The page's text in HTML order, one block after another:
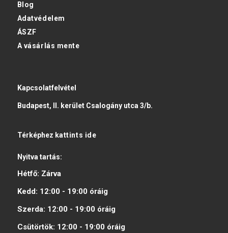
Blog
Adatvédelem
ÁSZF
A vásárlás mente
Kapcsolatfelvétel
Budapest, II. kerület Csalogány utca 3/b.
Térképhez kattints ide
Nyitva tartás:
Hétfő: Zárva
Kedd: 12:00 - 19:00 óráig
Szerda: 12:00 - 19:00 óráig
Csütörtök: 12:00 - 19:00 óráig